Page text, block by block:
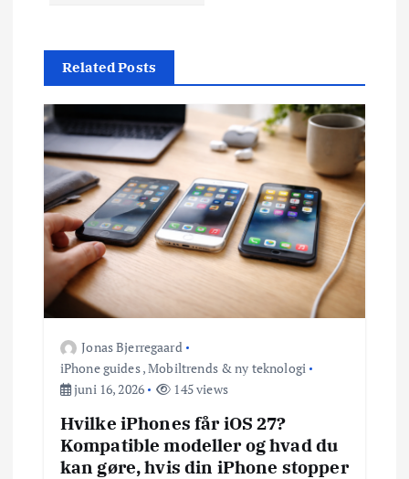
s
n
a
v
g
a
Related Posts
Jonas Bjerregaard
iPhone guides,Mobiltrends & ny teknologi
juni 16, 2026
145 views
Hvilke iPhones får iOS 27?
Kompatible modeller og hvad du
kan gøre, hvis din iPhone stopper